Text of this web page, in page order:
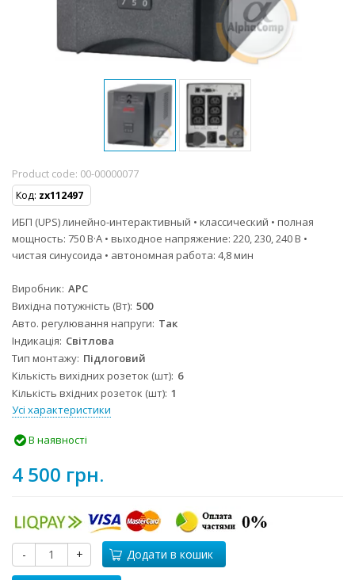
Product code: 00-00000077
Код: zx112497
ИБП (UPS) линейно-интерактивный • классический • полная
мощность: 750 В·А • выходное напряжение: 220, 230, 240 В •
чистая синусоида • автономная работа: 4,8 мин
Виробник APC
Вихідна потужність (Вт) 500
Авто. регулювання напруги Так
Індикація Світлова
Тип монтажу Підлоговий
Кількість вихідних розеток (шт) 6
Кількість вхідних розеток (шт) 1
Усі характеристики
В наявності
4 500 грн.
- + Додати в кошик